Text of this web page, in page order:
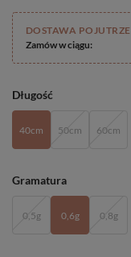
Długość
40cm 50cm 60cm
Gramatura
0,5g 0,6g 0,8g
DOSTAWA POJUTRZE
Zamów w ciągu: